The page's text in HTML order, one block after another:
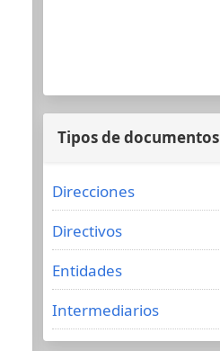
Tipos de documentos
Direcciones
Directivos
Entidades
Intermediarios